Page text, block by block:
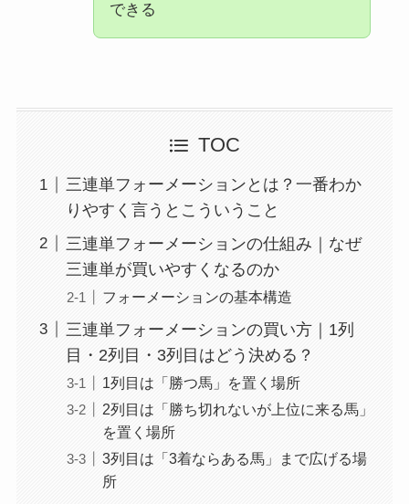
できる
TOC
三連単フォーメーションとは？一番わか
りやすく言うとこういうこと
三連単フォーメーションの仕組み｜なぜ
三連単が買いやすくなるのか
フォーメーションの基本構造
三連単フォーメーションの買い方｜1列
目・2列目・3列目はどう決める？
1列目は「勝つ馬」を置く場所
2列目は「勝ち切れないが上位に来る馬」
を置く場所
3列目は「3着ならある馬」まで広げる場
所